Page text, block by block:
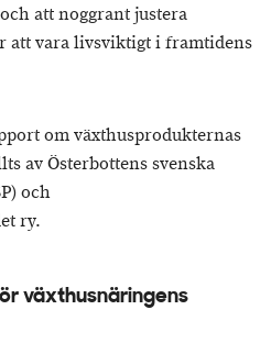
att noggrant justera
att vara livsviktigt i framtidens
om växthusprodukternas
av Österbottens svenska
och
ry.
växthusnäringens